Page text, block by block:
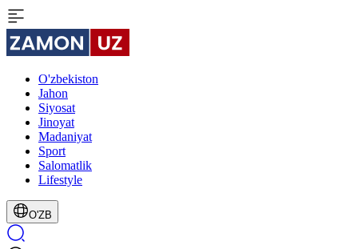
O'zbekiston
Jahon
Siyosat
Jinoyat
Madaniyat
Sport
Salomatlik
Lifestyle
O'ZB